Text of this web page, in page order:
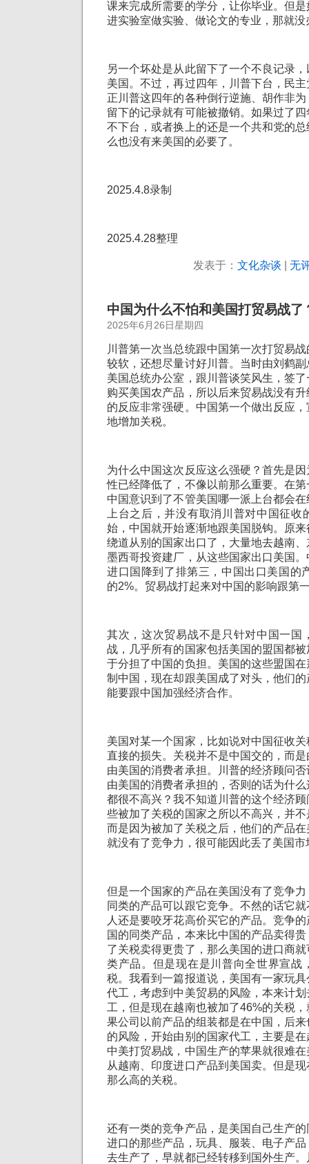
课来完成所需要的学分，让你毕业。但
进实验室做实验、做论文的专业，那就没
另一个坏处是从此留下了一个不良记录
美国。不过，再过四年，川普下台，民
正川普这四年的各种倒行逆施、胡作非
留下的记录就有可能被撤销。如果过了
不下台，或者换上的还是一个共和党的
么也没有来美国的必要了。
2025.4.8录制
2025.4.28整理
发表于： 文化杂谈 无
中国为什么不怕和美国打贸易战了
2025年6月26日星期四
川普第一次当总统跟中国第一次打贸易
较软，还想尽量讨好川普。当时由刘鹤
美国总统办公室，跟川普谈笑风生，签
购买美国农产品，所以后来贸易战没有
的反应非常强硬。中国第一个做出反应
地增加关税。
为什么中国这次反应这么强硬？首先是
性已经降低了，不像以前那么重要。在
中国意识到了不管美国哪一派上台都会
上台之后，并没有取消川普对中国征收
始，中国就开始逐渐地跟美国脱钩。原
绕道从别的国家出口了，大量地去越南
墨西哥投资建厂，从这些国家出口美国
进口国降到了排第三，中国出口美国的
的2%。贸易战打起来对中国的影响跟第
其次，这次贸易战不是只针对中国一国
战，几乎所有的国家包括美国的盟国都
于分担了中国的负担。美国的这些盟国
制中国，现在却跟美国成了对头，他们
能要跟中国加强经济合作。
美国对某一个国家，比如说对中国征收
直接的损失。关税并不是中国交的，而
由美国的消费者承担。川普的经济顾问
由美国的消费者承担的，否则的话为什
都很不高兴？我不知道川普的这个经济
些被加了关税的国家之所以不高兴，并
而是因为被加了关税之后，他们的产品
就没有了竞争力，很可能因此丢了美国市
但是一个国家的产品在美国没有了竞争
同类的产品可以跟它竞争。不然的话它
人还是要咬牙花高价买它的产品。竞争
国的同类产品，本来比中国的产品卖得
了关税卖得更贵了，那么美国的进口商
类产品。但是现在是川普向全世界宣战
税。我看到一篇报道说，美国有一家玩
代工，考虑到中美贸易的风险，本来计
工，但是现在越南也被加了46%的关税
果公司以前产品的组装都是在中国，后
的风险，开始由别的国家代工，主要是
中美打贸易战，中国生产的苹果就很难
从越南、印度进口产品到美国卖。但是
那么高的关税。
还有一类的竞争产品，是美国自己生产
进口的那些产品，玩具、服装、电子产
去生产了，早就都已经转移到国外生产